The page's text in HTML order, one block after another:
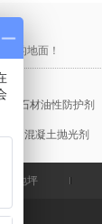
您的地面！
石材油性防护剂
混凝土抛光剂
钢化地坪